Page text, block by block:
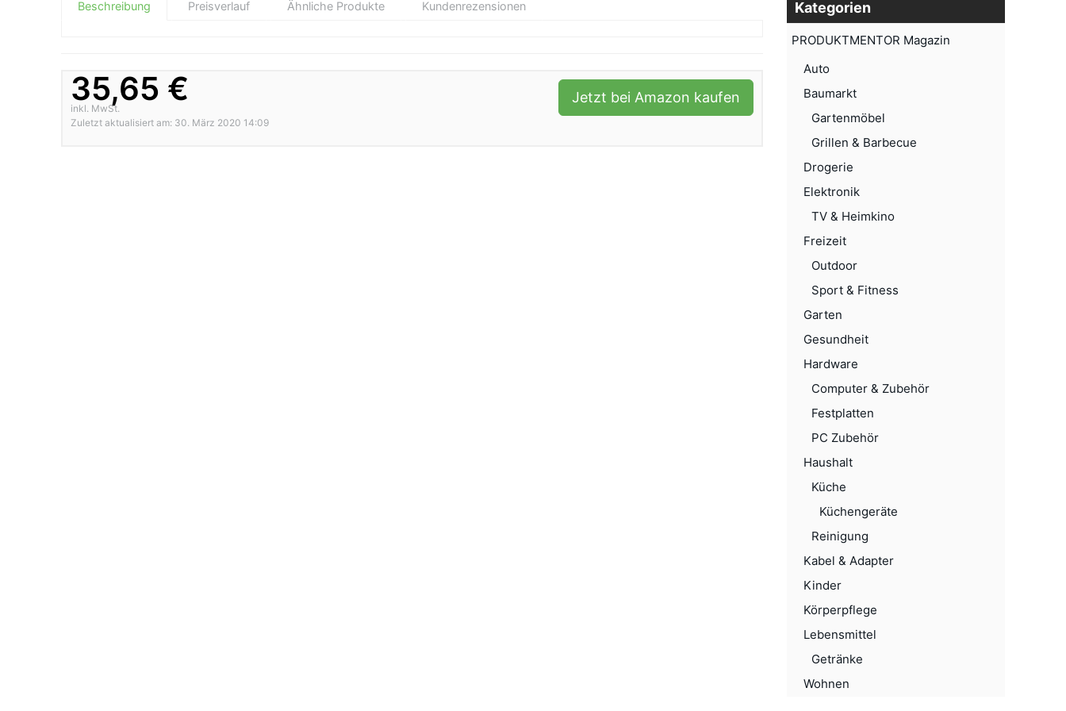
Beschreibung Preisverlauf Ähnliche Produkte Kundenrezensionen
35,65 €
inkl. MwSt.
Zuletzt aktualisiert am: 30. März 2020 14:09
Jetzt bei Amazon kaufen
Kategorien
PRODUKTMENTOR Magazin
Auto
Baumarkt
Gartenmöbel
Grillen & Barbecue
Drogerie
Elektronik
TV & Heimkino
Freizeit
Outdoor
Sport & Fitness
Garten
Gesundheit
Hardware
Computer & Zubehör
Festplatten
PC Zubehör
Haushalt
Küche
Küchengeräte
Reinigung
Kabel & Adapter
Kinder
Körperpflege
Lebensmittel
Getränke
Wohnen